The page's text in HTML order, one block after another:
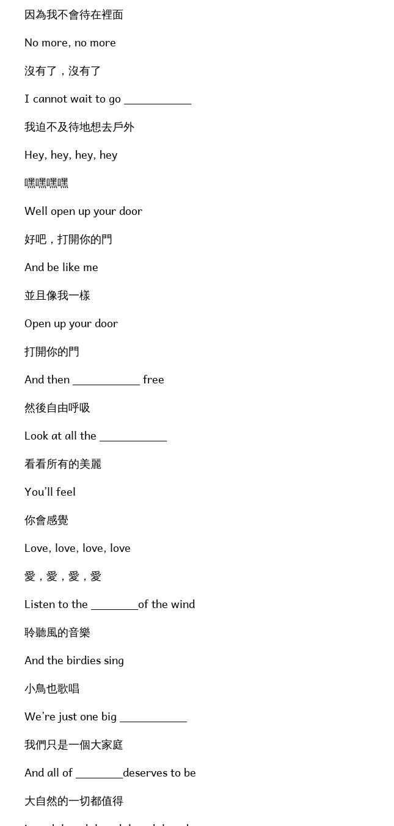
因為我不會待在裡面
No more, no more
沒有了，沒有了
I cannot wait to go __________
我迫不及待地想去戶外
Hey, hey, hey, hey
嘿嘿嘿嘿
Well open up your door
好吧，打開你的門
And be like me
並且像我一樣
Open up your door
打開你的門
And then __________ free
然後自由呼吸
Look at all the __________
看看所有的美麗
You’ll feel
你會感覺
Love, love, love, love
愛，愛，愛，愛
Listen to the _______of the wind
聆聽風的音樂
And the birdies sing
小鳥也歌唱
We’re just one big __________
我們只是一個大家庭
And all of _______deserves to be
大自然的一切都值得